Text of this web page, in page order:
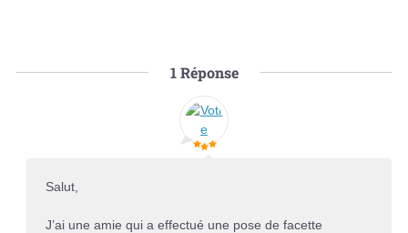
1Réponse
Salut,
J’ai une amie qui a effectué une pose de facette